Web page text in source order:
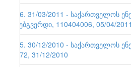
46. 31/03/2011 - საქართველოს
ვებგვერდი, 110404006, 05/04/2011
45. 30/12/2010 - საქართველოს
172, 31/12/2010